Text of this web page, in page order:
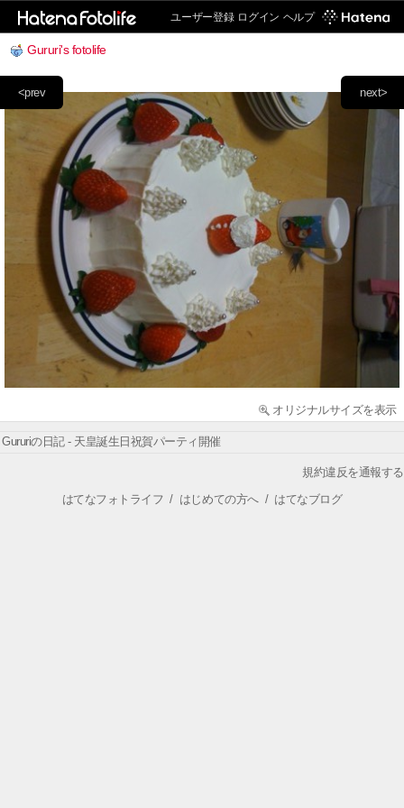
ユーザー登録 ログイン ヘルプ
Gururi's fotolife
next>
<prev
オリジナルサイズを表示
Gururiの日記 - 天皇誕生日祝賀パーティ開催
規約違反を通報する
はてなフォトライフ / はじめての方へ/ はてなブログ